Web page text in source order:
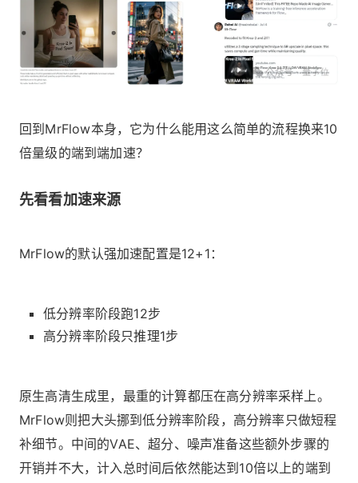
回到MrFlow本身，它为什么能用这么简单的流程换来10
倍量级的端到端加速？
先看看加速来源
MrFlow的默认强加速配置是12+1：
低分辨率阶段跑12步
高分辨率阶段只推理1步
原生高清生成里，最重的计算都压在高分辨率采样上。
MrFlow则把大头挪到低分辨率阶段，高分辨率只做短程
补细节。中间的VAE、超分、噪声准备这些额外步骤的
开销并不大，计入总时间后依然能达到10倍以上的端到